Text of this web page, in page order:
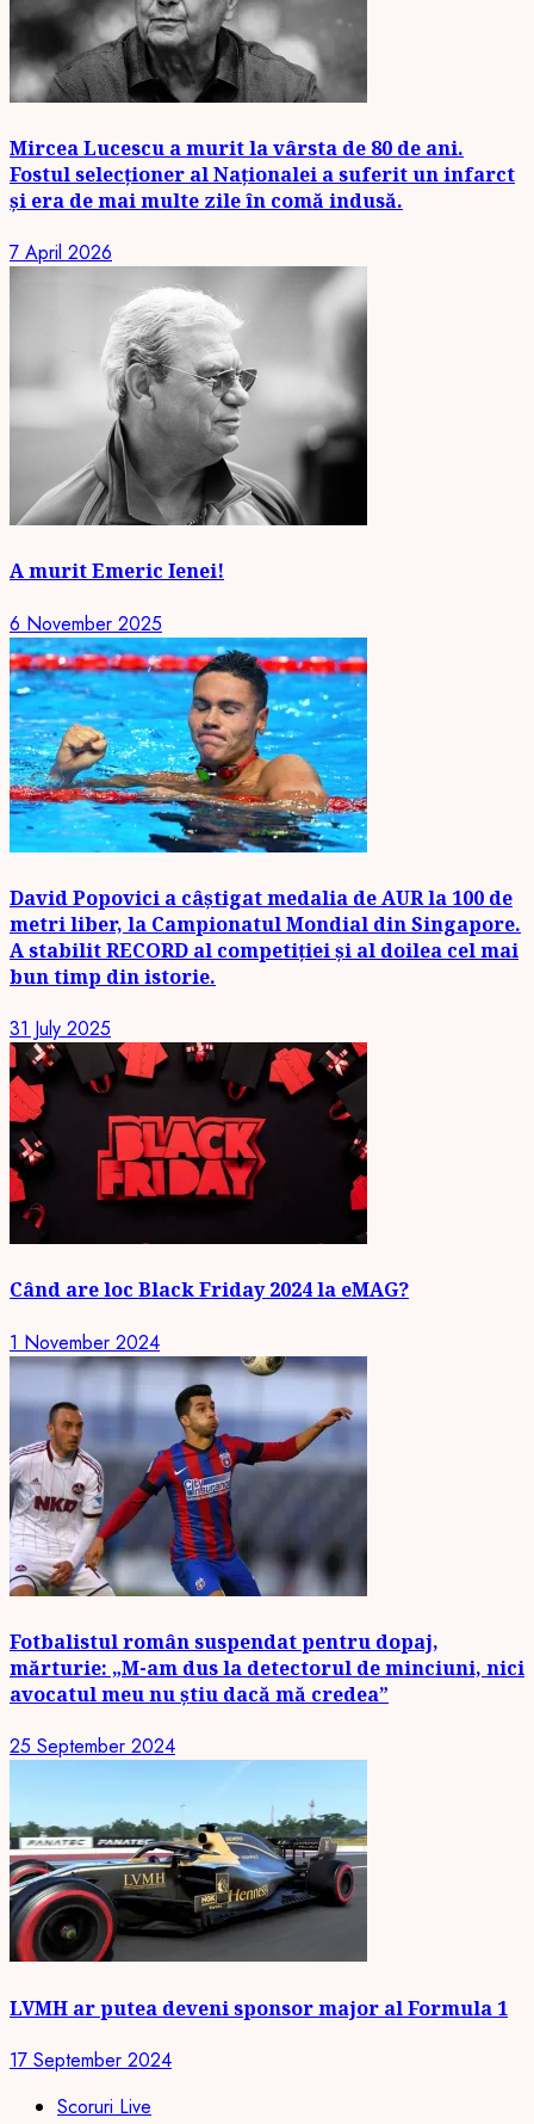
Mircea Lucescu a murit la vârsta de 80 de ani.
Fostul selecționer al Naționalei a suferit un infarct
și era de mai multe zile în comă indusă.
7 April 2026
A murit Emeric Ienei!
6 November 2025
David Popovici a câștigat medalia de AUR la 100 de
metri liber, la Campionatul Mondial din Singapore.
A stabilit RECORD al competiției și al doilea cel mai
bun timp din istorie.
31 July 2025
Când are loc Black Friday 2024 la eMAG?
1 November 2024
Fotbalistul român suspendat pentru dopaj,
mărturie: „M-am dus la detectorul de minciuni, nici
avocatul meu nu știu dacă mă credea”
25 September 2024
LVMH ar putea deveni sponsor major al Formula 1
17 September 2024
Scoruri Live